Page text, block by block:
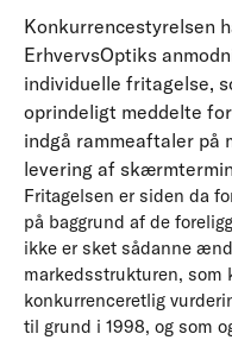
Konkurrencestyrelsen
ErhvervsOptiks
individuelle fritagelse,
oprindeligt meddelte
indgå rammeaftaler på
levering af
Fritagelsen er siden da
på baggrund af de
ikke er sket sådanne
markedsstrukturen, som
konkurrenceretlig
til grund i 1998, og som